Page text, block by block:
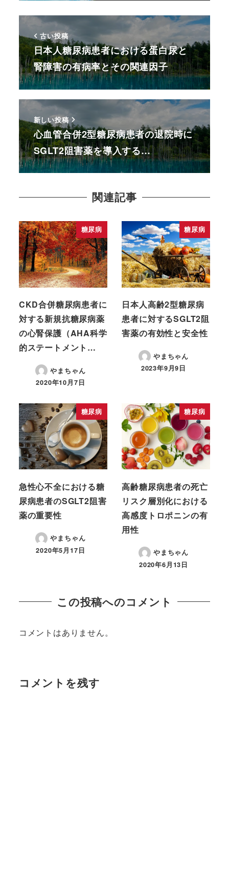
古い投稿
日本人糖尿病患者における蛋白尿と
腎障害の有病率とその関連因子
新しい投稿
心血管合併2型糖尿病患者の退院時に
SGLT2阻害薬を導入する…
関連記事
糖尿病
CKD合併糖尿病患者に
対する新規抗糖尿病薬
の心腎保護（AHA科学
的ステートメント…
やまちゃん
2020年10月7日
糖尿病
日本人高齢2型糖尿病
患者に対するSGLT2阻
害薬の有効性と安全性
やまちゃん
2023年9月9日
糖尿病
急性心不全における糖
尿病患者のSGLT2阻害
薬の重要性
やまちゃん
2020年5月17日
糖尿病
高齢糖尿病患者の死亡
リスク層別化における
高感度トロポニンの有
用性
やまちゃん
2020年6月13日
この投稿へのコメント
コメントはありません。
コメントを残す